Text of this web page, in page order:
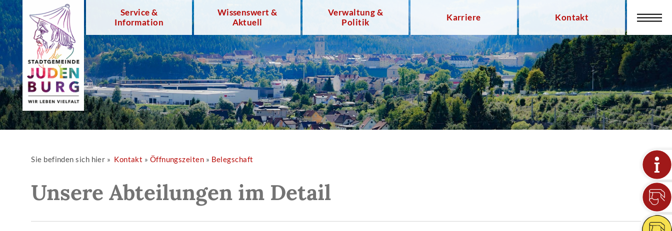
Service &
Information
Wissenswert &
Aktuell
Verwaltung &
Politik
Karriere Kontakt
Sie befinden sich hier » Kontakt » Öffnungszeiten » Belegschaft
Unsere Abteilungen im Detail